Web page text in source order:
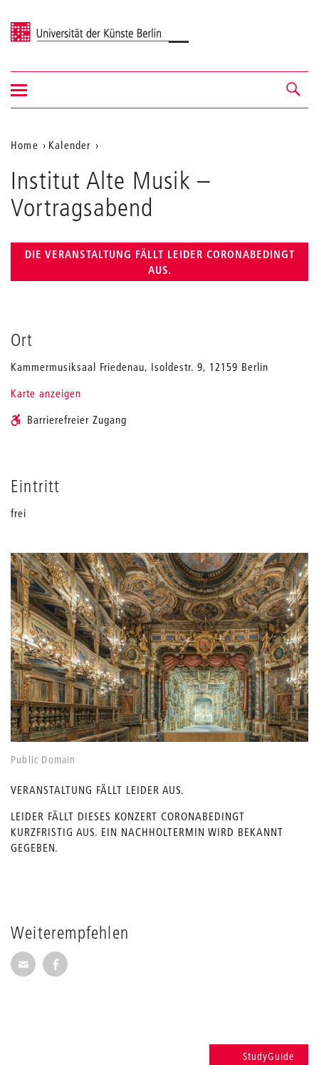
Universität der Künste Berlin
Navigation &
Suche
Navigation
ein-/ausblenden
Aktuelle
Position
auf
der
Home
Kalender
Alte
Musik
Institut Alte Musik –
Vortragsabend
DIE VERANSTALTUNG FÄLLT LEIDER CORONABEDINGT
AUS.
Ort
Kammermusiksaal Friedenau, Isoldestr. 9, 12159 Berlin
Karte anzeigen
Barrierefreier Zugang
Eintritt
frei
Weiterempfehlen
Seite per E-Mail weiterempfehlen
Seite auf Facebook weiterempfehlen
Public Domain
VERANSTALTUNG FÄLLT LEIDER AUS.
LEIDER FÄLLT DIESES KONZERT CORONABEDINGT
KURZFRISTIG AUS. EIN NACHHOLTERMIN WIRD BEKANNT
GEGEBEN.
StudyGuide